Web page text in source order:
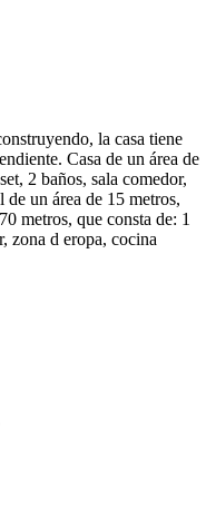
la casa tiene
Casa de un área de
2 baños, sala comedor,
un área de 15 metros,
metros, que consta de: 1
zona d eropa, cocina